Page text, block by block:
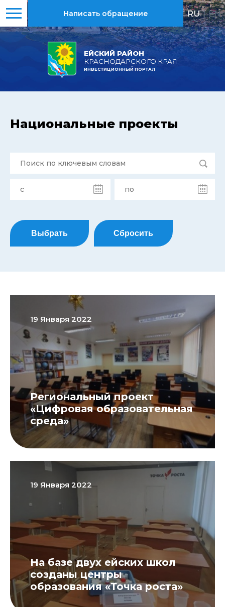
ЕЙСКИЙ РАЙОН
КРАСНОДАРСКОГО КРАЯ
ИНВЕСТИЦИОННЫЙ ПОРТАЛ
Написать обращение RU | EN
Национальные проекты
Выбрать Сбросить
19 Января 2022
Региональный проект
«Цифровая образовательная
среда»
19 Января 2022
На базе двух ейских школ
созданы центры
образования «Точка роста»